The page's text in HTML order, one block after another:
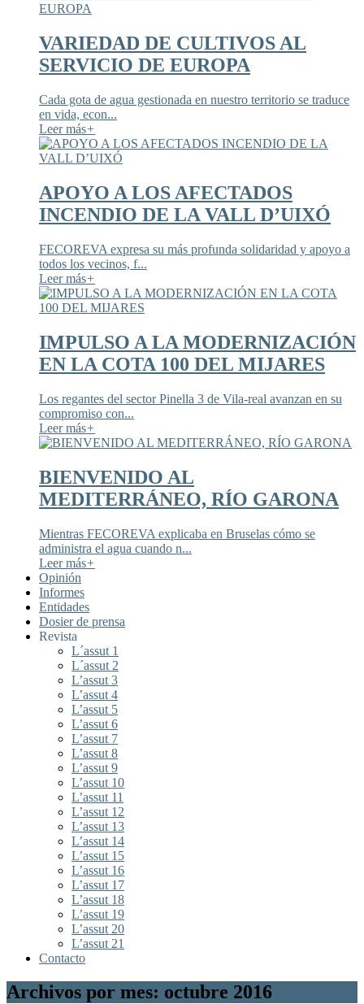
VARIEDAD DE CULTIVOS AL
SERVICIO DE EUROPA
Cada gota de agua gestionada en nuestro territorio se traduce
en vida, econ...
Leer más+
APOYO A LOS AFECTADOS
INCENDIO DE LA VALL D’UIXÓ
FECOREVA expresa su más profunda solidaridad y apoyo a
todos los vecinos, f...
Leer más+
IMPULSO A LA MODERNIZACIÓN
EN LA COTA 100 DEL MIJARES
Los regantes del sector Pinella 3 de Vila-real avanzan en su
compromiso con...
Leer más+
BIENVENIDO AL
MEDITERRÁNEO, RÍO GARONA
Mientras FECOREVA explicaba en Bruselas cómo se
administra el agua cuando n...
Leer más+
Opinión
Informes
Entidades
Dosier de prensa
Revista
L´assut 1
L´assut 2
L’assut 3
L’assut 4
L’assut 5
L’assut 6
L’assut 7
L’assut 8
L’assut 9
L’assut 10
L’assut 11
L’assut 12
L’assut 13
L’assut 14
L’assut 15
L’assut 16
L’assut 17
L’assut 18
L’assut 19
L’assut 20
L’assut 21
Contacto
Archivos por mes: octubre 2016